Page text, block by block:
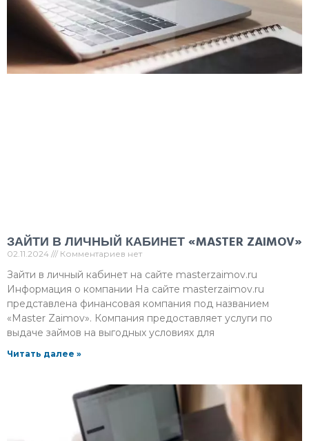
ЗАЙТИ В ЛИЧНЫЙ КАБИНЕТ «MASTER ZAIMOV»
02.11.2024 Комментариев нет
Зайти в личный кабинет на сайте masterzaimov.ru
Информация о компании На сайте masterzaimov.ru
представлена финансовая компания под названием
«Master Zaimov». Компания предоставляет услуги по
выдаче займов на выгодных условиях для
Читать далее »